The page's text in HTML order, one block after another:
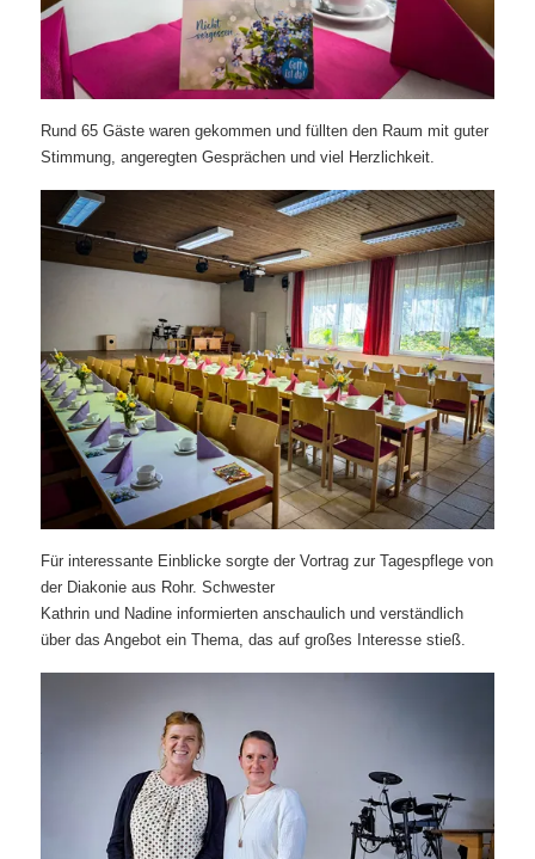
Rund 65 Gäste waren gekommen und füllten den Raum mit guter
Stimmung, angeregten Gesprächen und viel Herzlichkeit.
Für interessante Einblicke sorgte der Vortrag zur Tagespflege von
der Diakonie aus Rohr. Schwester
Kathrin und Nadine informierten anschaulich und verständlich
über das Angebot ein Thema, das auf großes Interesse stieß.